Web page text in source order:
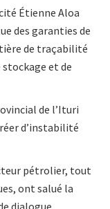
Étienne Aloa
des garanties de
de traçabilité
et de
de l’Ituri
d’instabilité
pétrolier, tout
ont salué la